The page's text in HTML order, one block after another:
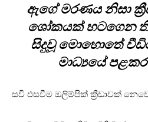
ඇගේ මරණය නිසා
ශෝකයක් හටගෙන
සිදුවූ මොහොතේ
මාධ්‍යයේ
සවි එසවීම ඔලිම්පික් ක්‍රීඩාවක්